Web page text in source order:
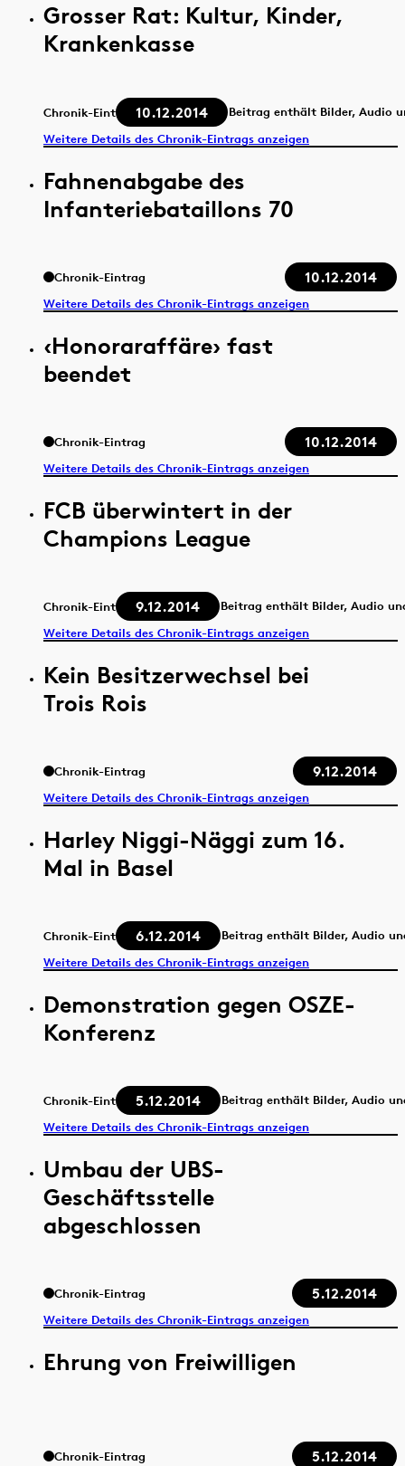
Grosser Rat: Kultur, Kinder,
Krankenkasse
Chronik-Eintrag 10.12.2014
Beitrag enthält Bilder, Audio
Weitere Details des Chronik-Eintrags anzeigen
Fahnenabgabe des
Infanteriebataillons 70
Chronik-Eintrag 10.12.2014
Weitere Details des Chronik-Eintrags anzeigen
‹Honoraraffäre› fast
beendet
Chronik-Eintrag 10.12.2014
Weitere Details des Chronik-Eintrags anzeigen
FCB überwintert in der
Champions League
Chronik-Eintrag 9.12.2014
Beitrag enthält Bilder, Audio
Weitere Details des Chronik-Eintrags anzeigen
Kein Besitzerwechsel bei
Trois Rois
Chronik-Eintrag 9.12.2014
Weitere Details des Chronik-Eintrags anzeigen
Harley Niggi-Näggi zum 16.
Mal in Basel
Chronik-Eintrag 6.12.2014
Beitrag enthält Bilder, Audio
Weitere Details des Chronik-Eintrags anzeigen
Demonstration gegen OSZE-
Konferenz
Chronik-Eintrag 5.12.2014
Beitrag enthält Bilder, Audio
Weitere Details des Chronik-Eintrags anzeigen
Umbau der UBS-
Geschäftsstelle
abgeschlossen
Chronik-Eintrag 5.12.2014
Weitere Details des Chronik-Eintrags anzeigen
Ehrung von Freiwilligen
Chronik-Eintrag 5.12.2014